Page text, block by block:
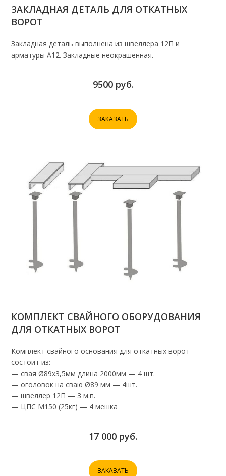
ЗАКЛАДНАЯ ДЕТАЛЬ ДЛЯ ОТКАТНЫХ
ВОРОТ
Закладная деталь выполнена из швеллера 12П и
арматуры А12. Закладные неокрашенная.
9500 руб.
ЗАКАЗАТЬ
КОМПЛЕКТ СВАЙНОГО ОБОРУДОВАНИЯ
ДЛЯ ОТКАТНЫХ ВОРОТ
Комплект свайного основания для откатных ворот
состоит из:
— свая Ø89х3,5мм длина 2000мм — 4 шт.
— оголовок на сваю Ø89 мм — 4шт.
— швеллер 12П — 3 м.п.
— ЦПС М150 (25кг) — 4 мешка
17 000 руб.
ЗАКАЗАТЬ